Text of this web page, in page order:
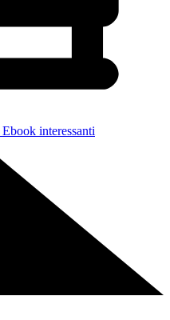
Ebook interessanti